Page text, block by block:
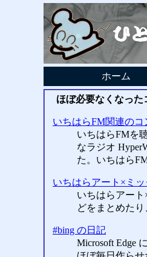
ホーム
ほぼ必要なくなった